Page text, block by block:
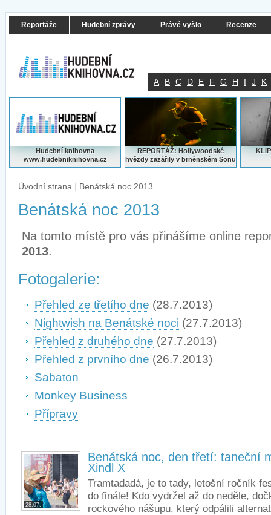
Reportáže Hudební zprávy Právě vyšlo Recenze
A B C D E F G H I J K
Hudební knihovna
www.hudebniknihovna.cz
REPORTÁŽ: Hollywoodské
hvězdy zazářily v brněnském Sonu
Úvodní strana | Benátská noc 2013
Benátská noc 2013
Na tomto místě pro vás přinášíme online
2013.
Fotogalerie:
Přehled ze třetího dne (28.7.2013)
Nightwish na Benátské noci (27.7.2013)
Přehled z druhého dne (27.7.2013)
Přehled z prvního dne (26.7.2013)
Sabaton
Monkey Business
Přípravy
28.07.
Benátská noc, den třetí: taneční
Xindl X
Tramtadadá, je to tady, letošní ročník
do finále! Kdo vydržel až do neděle,
rockového nášupu, který odpálili